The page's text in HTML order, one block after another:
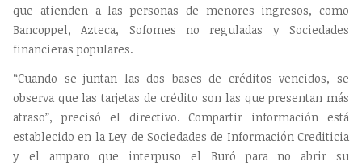
que atienden a las personas de menores ingresos, como
Bancoppel, Azteca, Sofomes no reguladas y Sociedades
financieras populares.
“Cuando se juntan las dos bases de créditos vencidos, se
observa que las tarjetas de crédito son las que presentan más
atraso”, precisó el directivo. Compartir información está
establecido en la Ley de Sociedades de Información Crediticia
y el amparo que interpuso el Buró para no abrir su